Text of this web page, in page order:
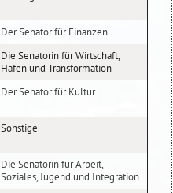
Der Senator für Finanzen
Die Senatorin für Wirtschaft,
Häfen und Transformation
Der Senator für Kultur
Sonstige
Die Senatorin für Arbeit,
Soziales, Jugend und Integration